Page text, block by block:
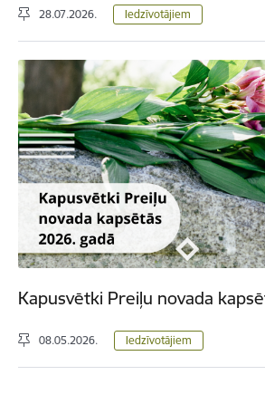
28.07.2026. Iedzīvotājiem
Kapusvētki Preiļu novada
08.05.2026. Iedzīvotājiem